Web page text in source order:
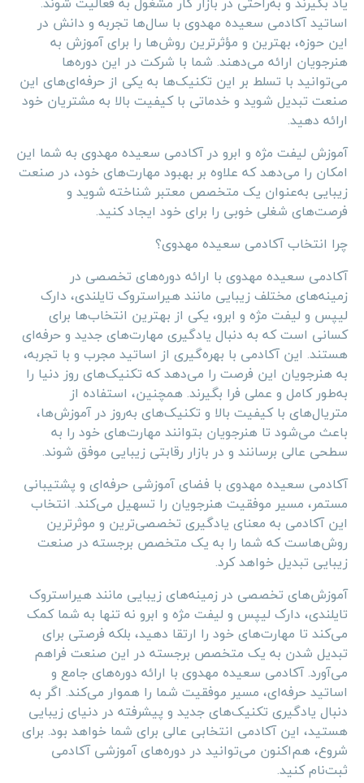
اساتید آکادمی سعیده مهدوی با سال‌ها تجربه و دانش در
این حوزه، بهترین و مؤثرترین روش‌ها را برای آموزش به
هنرجویان ارائه می‌دهند. شما با شرکت در این دوره‌ها
می‌توانید با تسلط بر این تکنیک‌ها به یکی از حرفه‌ای‌های این
صنعت تبدیل شوید و خدماتی با کیفیت بالا به مشتریان خود
ارائه دهید.
آموزش لیفت مژه و ابرو در آکادمی سعیده مهدوی به شما این
امکان را می‌دهد که علاوه بر بهبود مهارت‌های خود، در صنعت
زیبایی به‌عنوان یک متخصص معتبر شناخته شوید و
فرصت‌های شغلی خوبی را برای خود ایجاد کنید.
چرا انتخاب آکادمی سعیده مهدوی؟
آکادمی سعیده مهدوی با ارائه دوره‌های تخصصی در
زمینه‌های مختلف زیبایی مانند هیراستروک تایلندی، دارک
لیپس و لیفت مژه و ابرو، یکی از بهترین انتخاب‌ها برای
کسانی است که به دنبال یادگیری مهارت‌های جدید و حرفه‌ای
هستند. این آکادمی با بهره‌گیری از اساتید مجرب و با تجربه،
به هنرجویان این فرصت را می‌دهد که تکنیک‌های روز دنیا را
به‌طور کامل و عملی فرا بگیرند. همچنین، استفاده از
متریال‌های با کیفیت بالا و تکنیک‌های به‌روز در آموزش‌ها،
باعث می‌شود تا هنرجویان بتوانند مهارت‌های خود را به
سطحی عالی برسانند و در بازار رقابتی زیبایی موفق شوند.
آکادمی سعیده مهدوی با فضای آموزشی حرفه‌ای و پشتیبانی
مستمر، مسیر موفقیت هنرجویان را تسهیل می‌کند. انتخاب
این آکادمی به معنای یادگیری تخصصی‌ترین و موثرترین
روش‌هاست که شما را به یک متخصص برجسته در صنعت
زیبایی تبدیل خواهد کرد.
آموزش‌های تخصصی در زمینه‌های زیبایی مانند هیراستروک
تایلندی، دارک لیپس و لیفت مژه و ابرو نه تنها به شما کمک
می‌کند تا مهارت‌های خود را ارتقا دهید، بلکه فرصتی برای
تبدیل شدن به یک متخصص برجسته در این صنعت فراهم
می‌آورد. آکادمی سعیده مهدوی با ارائه دوره‌های جامع و
اساتید حرفه‌ای، مسیر موفقیت شما را هموار می‌کند. اگر به
دنبال یادگیری تکنیک‌های جدید و پیشرفته در دنیای زیبایی
هستید، این آکادمی انتخابی عالی برای شما خواهد بود. برای
شروع، هم‌اکنون می‌توانید در دوره‌های آموزشی آکادمی
ثبت‌نام کنید.